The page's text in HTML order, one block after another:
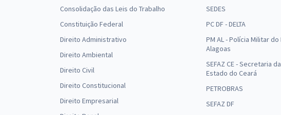
Consolidação das Leis do Trabalho
Constituição Federal
Direito Administrativo
Direito Ambiental
Direito Civil
Direito Constitucional
Direito Empresarial
SEDES
PC DF - DELTA
PM AL - Polícia Militar
Alagoas
SEFAZ CE - Secretaria
Estado do Ceará
PETROBRAS
SEFAZ DF